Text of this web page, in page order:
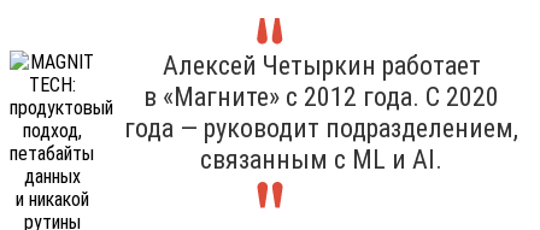
Алексей Четыркин работает
в «Магните» с 2012 года. С 2020
года — руководит подразделением,
связанным с ML и AI.